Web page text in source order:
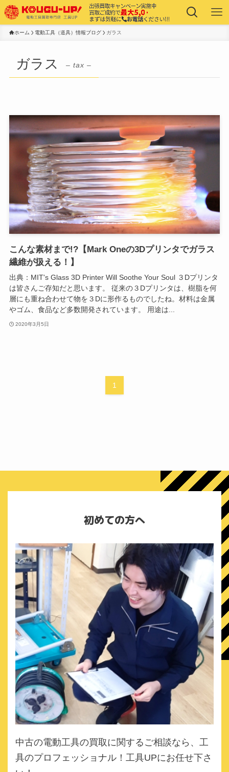
ホーム 電動工具（道具）情報ブログ ガラス
ガラス – tax –
こんな素材まで!?【Mark Oneの3Dプリンタでガラス
繊維が扱える！】
出典：MIT's Glass 3D Printer Will Soothe Your Soul ３Dプリンタ
は皆さんご存知だと思います。 従来の３Dプリンタは、樹脂を何
層にも重ね合わせて物を３Dに形作るものでしたね。材料は金属
やゴム、食品など多数開発されています。 用途は...
2020年3月5日
1
初めての方へ
中古の電動工具の買取に関するご相談なら、 工
具のプロフェッショナル！工具UPにお任せ下さ